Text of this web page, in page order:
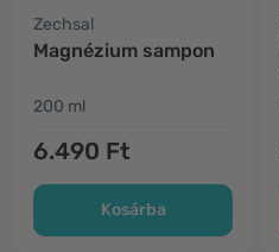
Zechsal
Magnézium sampon
200 ml
6.490 Ft
Kosárba